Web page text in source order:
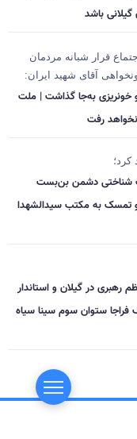
باشد
قرار شبانه مردمان
آقای شهید ایران:
خونریزی به‌جا گذاشت | ملت
نخواهد رفت
کرد؛
شناختی دشمن بن‌بست
تمسک به مکتب سیدالشهدا
رهبری در گیلان و استاندار
ستوان سوم سینا سیاه